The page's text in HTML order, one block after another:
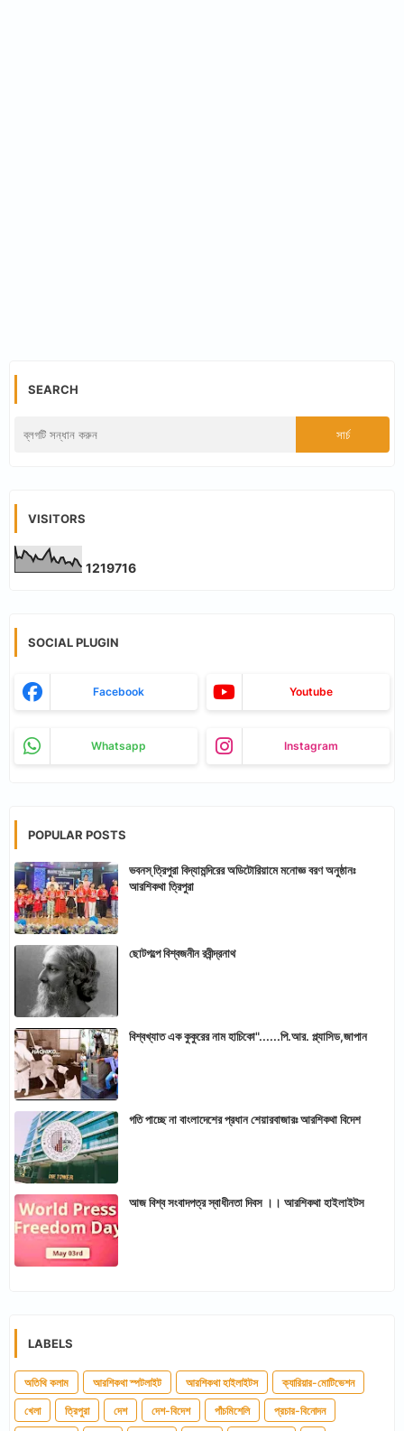
SEARCH
VISITORS
1219716
SOCIAL PLUGIN
Facebook Youtube
Whatsapp Instagram
POPULAR POSTS
ভবনস্ ত্রিপুরা বিদ্যামন্দিরের অডিটোরিয়ামে মনোজ্ঞ বরণ অনুষ্ঠানঃ
আরশিকথা ত্রিপুরা
ছোটগল্পে বিশ্বজনীন রবীন্দ্রনাথ
বিশ্বখ্যাত এক কুকুরের নাম হাচিকো"......পি.আর. প্ল্যাসিড,জাপান
গতি পাচ্ছে না বাংলাদেশের প্রধান শেয়ারবাজারঃ আরশিকথা বিদেশ
আজ বিশ্ব সংবাদপত্র স্বাধীনতা দিবস ।। আরশিকথা হাইলাইটস
LABELS
অতিথি কলাম আরশিকথা স্পটলাইট আরশিকথা হাইলাইটস ক্যারিয়ার-মোটিভেশন
খেলা ত্রিপুরা দেশ দেশ-বিদেশ পাঁচমিশেলি প্রচার-বিনোদন